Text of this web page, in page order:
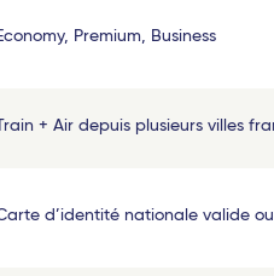
Premium, Business
+ Air depuis plusieurs villes
d’identité nationale valide